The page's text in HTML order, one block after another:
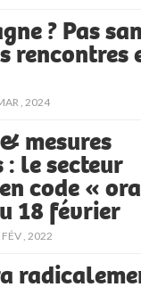
? Pas
rencontres
, 2024
mesures
le secteur
code «
18 février
, 2022